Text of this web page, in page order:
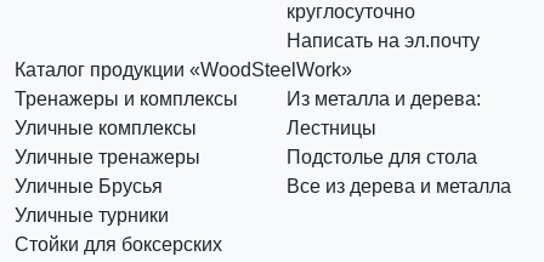
круглосуточно
Написать на эл.почту
Каталог продукции «WoodSteelWork»
Тренажеры и комплексы
Уличные комплексы
Уличные тренажеры
Уличные Брусья
Уличные турники
Стойки для боксерских
Из металла и дерева:
Лестницы
Подстолье для стола
Все из дерева и металла